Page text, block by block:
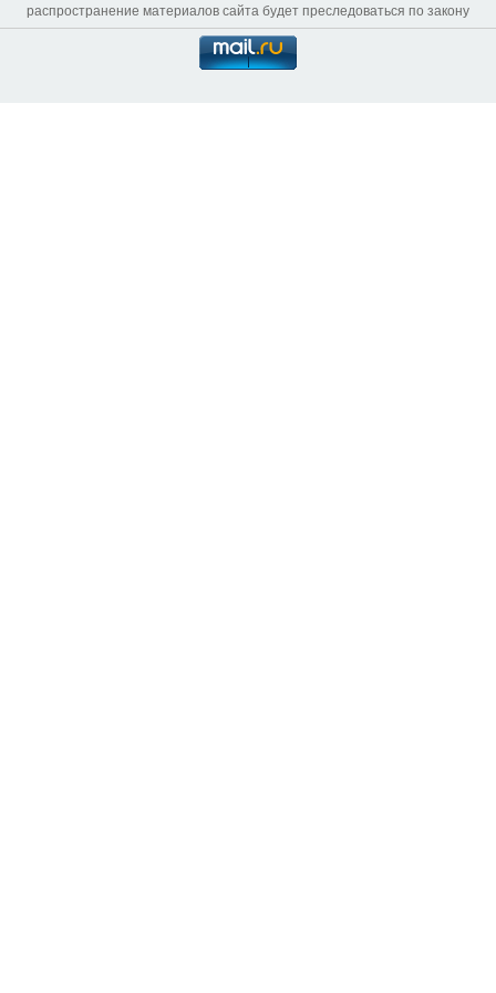
распространение материалов сайта будет преследоваться по закону